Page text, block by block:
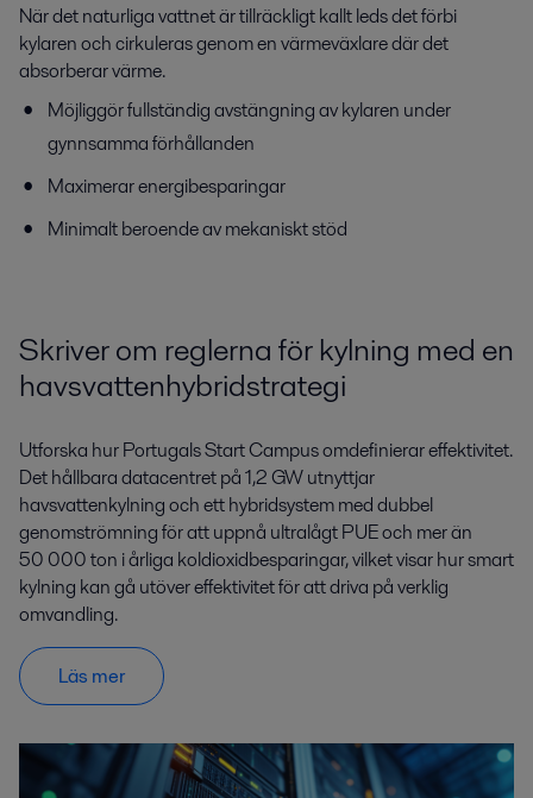
När det naturliga vattnet är tillräckligt kallt leds det förbi
kylaren och cirkuleras genom en värmeväxlare där det
absorberar värme.
Möjliggör fullständig avstängning av kylaren under
gynnsamma förhållanden
Maximerar energibesparingar
Minimalt beroende av mekaniskt stöd
Skriver om reglerna för kylning med en
havsvattenhybridstrategi
Utforska hur Portugals Start Campus omdefinierar effektivitet.
Det hållbara datacentret på 1,2 GW utnyttjar
havsvattenkylning och ett hybridsystem med dubbel
genomströmning för att uppnå ultralågt PUE och mer än
50 000 ton i årliga koldioxidbesparingar, vilket visar hur smart
kylning kan gå utöver effektivitet för att driva på verklig
omvandling.
Läs mer